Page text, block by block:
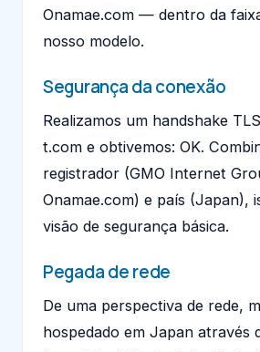
Onamae.com — dentro da
nosso modelo.
Segurança da conexão
Realizamos um handshake
t.com e obtivemos: OK.
registrador (GMO Internet
Onamae.com) e país (Japan),
visão de segurança básica.
Pegada de rede
De uma perspectiva de rede,
hospedado em Japan através